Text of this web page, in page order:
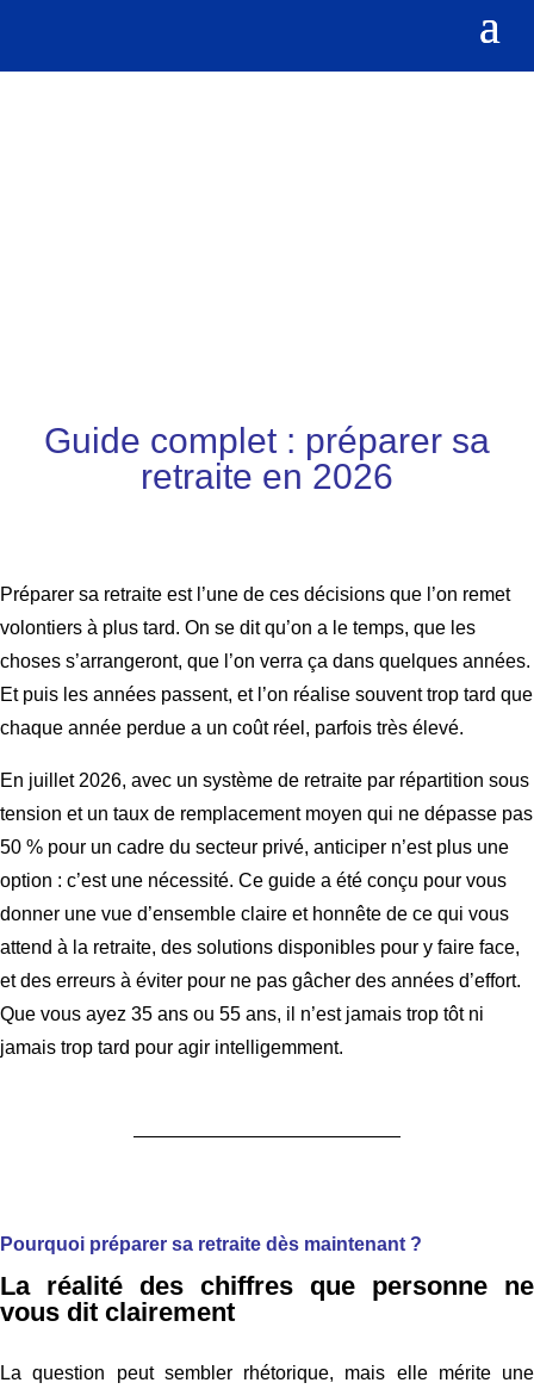
Guide complet : préparer sa
retraite en 2026
Préparer sa retraite est l’une de ces décisions que l’on remet
volontiers à plus tard. On se dit qu’on a le temps, que les
choses s’arrangeront, que l’on verra ça dans quelques années.
Et puis les années passent, et l’on réalise souvent trop tard que
chaque année perdue a un coût réel, parfois très élevé.
En juillet 2026, avec un système de retraite par répartition sous
tension et un taux de remplacement moyen qui ne dépasse pas
50 % pour un cadre du secteur privé, anticiper n’est plus une
option : c’est une nécessité. Ce guide a été conçu pour vous
donner une vue d’ensemble claire et honnête de ce qui vous
attend à la retraite, des solutions disponibles pour y faire face,
et des erreurs à éviter pour ne pas gâcher des années d’effort.
Que vous ayez 35 ans ou 55 ans, il n’est jamais trop tôt ni
jamais trop tard pour agir intelligemment.
Pourquoi préparer sa retraite dès maintenant ?
La réalité des chiffres que personne ne
vous dit clairement
La question peut sembler rhétorique, mais elle mérite une